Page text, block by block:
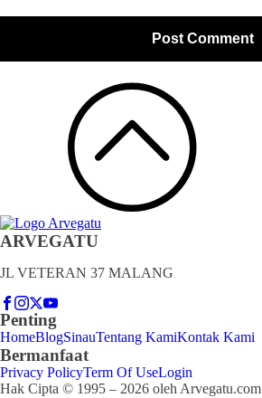
ARVEGATU
JL VETERAN 37 MALANG
Penting
HomeBlogSinauTentang KamiKontak Kami
Bermanfaat
Privacy PolicyTerm Of UseLogin
Hak Cipta © 1995 – 2026 oleh Arvegatu.com